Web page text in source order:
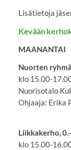
Lisätietoja
Kevään
MAANANTAI
Nuorten
klo 15.00-
Nuorisotalo
Ohjaaja: Erika
Liikkakerho,
klo 15.00-